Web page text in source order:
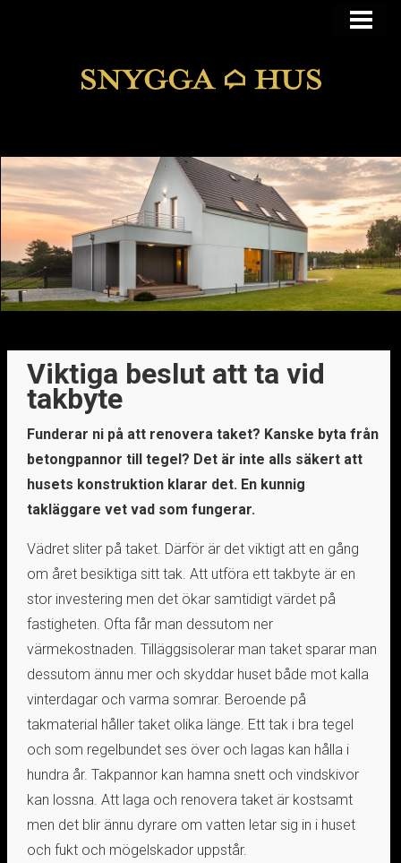
BLOGG
Viktiga beslut att ta vid
takbyte
Funderar ni på att renovera taket? Kanske byta från
betongpannor till tegel? Det är inte alls säkert att
husets konstruktion klarar det. En kunnig
takläggare vet vad som fungerar.
Vädret sliter på taket. Därför är det viktigt att en gång
om året besiktiga sitt tak. Att utföra ett takbyte är en
stor investering men det ökar samtidigt värdet på
fastigheten. Ofta får man dessutom ner
värmekostnaden. Tilläggsisolerar man taket sparar man
dessutom ännu mer och skyddar huset både mot kalla
vinterdagar och varma somrar. Beroende på
takmaterial håller taket olika länge. Ett tak i bra tegel
och som regelbundet ses över och lagas kan hålla i
hundra år. Takpannor kan hamna snett och vindskivor
kan lossna. Att laga och renovera taket är kostsamt
men det blir ännu dyrare om vatten letar sig in i huset
och fukt och mögelskador uppstår.